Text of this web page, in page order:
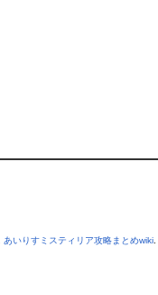
あいりすミスティリア攻略まとめwiki.